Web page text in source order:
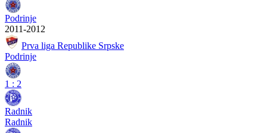
Podrinje
2011-2012
Prva liga Republike Srpske
Podrinje
1 : 2
Radnik
Radnik